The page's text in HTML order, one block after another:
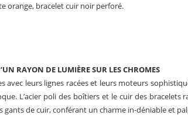
orange, bracelet cuir noir perforé.
RAYON DE LUMIÈRE SUR LES CHROMES
avec leurs lignes racées et leurs moteurs
L’acier poli des boîtiers et le cuir des
de cuir, conférant un charme in-déniable et